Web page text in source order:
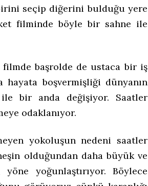
seçip diğerini bulduğu yere
filminde böyle bir sahne ile
filmde başrolde de ustaca bir iş
hayata boşvermişliği dünyanın
bir anda değişiyor. Saatler
odaklanıyor.
yokoluşun nedeni saatler
olduğundan daha büyük ve
yoğunlaştırıyor. Böylece